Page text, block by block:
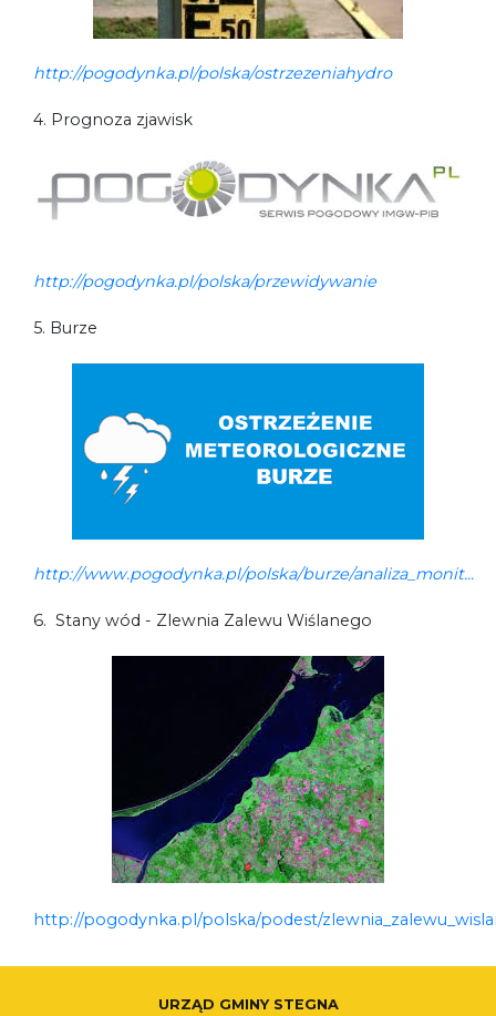
http://pogodynka.pl/polska/ostrzezeniahydro
4. Prognoza zjawisk
http://pogodynka.pl/polska/przewidywanie
5. Burze
http://www.pogodynka.pl/polska/burze/analiza_monit...
6. Stany wód - Zlewnia Zalewu Wiślanego
http://pogodynka.pl/polska/podest/
URZĄD GMINY STEGNA